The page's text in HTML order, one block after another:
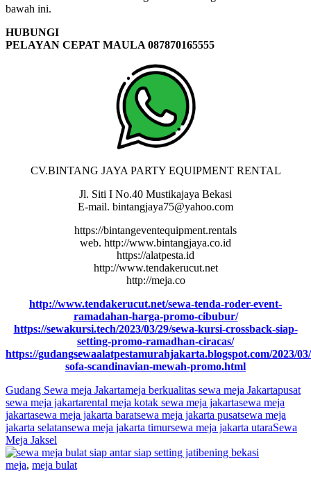
bawah ini.
HUBUNGI
PELAYAN CEPAT MAULA 087870165555
CV.BINTANG JAYA PARTY EQUIPMENT RENTAL
Jl. Siti I No.40 Mustikajaya Bekasi
E-mail. bintangjaya75@yahoo.com
https://bintangeventequipment.rentals
web. http://www.bintangjaya.co.id
https://alatpesta.id
http://www.tendakerucut.net
http://meja.co
http://www.tendakerucut.net/sewa-tenda-roder-event-
ramadahan-harga-promo-cibubur/
https://sewakursi.tech/2023/03/29/sewa-kursi-crossback-siap-
setting-promo-ramadhan-ciracas/
https://gudangsewaalatpestamurahjakarta.blogspot.com/2023/
sofa-scandinavian-mewah-promo.html
Gudang Sewa meja Jakartameja berkualitas sewa meja Jakartapusat
sewa meja jakartarental meja kotak sewa meja jakartasewa meja
jakartasewa meja jakarta baratsewa meja jakarta pusatsewa meja
jakarta selatansewa meja jakarta timursewa meja jakarta utaraSewa
Meja Jaksel
meja, meja bulat